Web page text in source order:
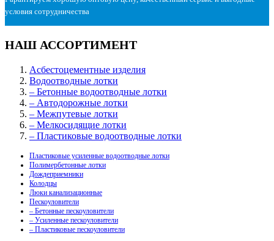
условия сотрудничества
НАШ АССОРТИМЕНТ
Асбестоцементные изделия
Водоотводные лотки
– Бетонные водоотводные лотки
– Автодорожные лотки
– Межпутевые лотки
– Мелкосидящие лотки
– Пластиковые водоотводные лотки
Пластиковые усиленные водоотводные лотки
Полимербетонные лотки
Дождеприемники
Колодцы
Люки канализационные
Пескоуловители
– Бетонные пескоуловители
– Усиленные пескоуловители
– Пластиковые пескоуловители